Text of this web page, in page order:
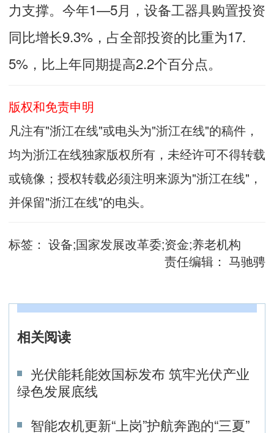
力支撑。今年1—5月，设备工器具购置投资
同比增长9.3%，占全部投资的比重为17.
5%，比上年同期提高2.2个百分点。
版权和免责申明
凡注有"浙江在线"或电头为"浙江在线"的稿件，
均为浙江在线独家版权所有，未经许可不得转载
或镜像；授权转载必须注明来源为"浙江在线"，
并保留"浙江在线"的电头。
标签： 设备;国家发展改革委;资金;养老机构
责任编辑： 马驰骋
相关阅读
光伏能耗能效国标发布 筑牢光伏产业
绿色发展底线
智能农机更新“上岗”护航奔跑的“三夏”